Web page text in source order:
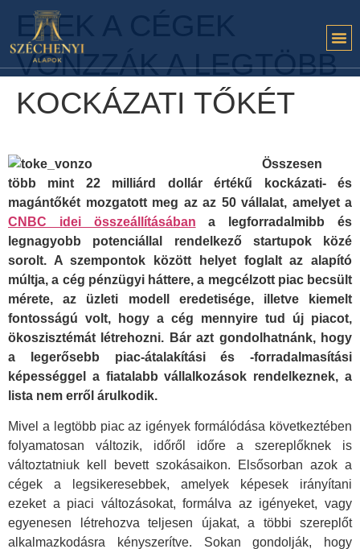
EZEK A CÉGEK
VONZZÁK A LEGTÖBB
KOCKÁZATI TŐKÉT
Összesen
több mint 22 milliárd dollár értékű kockázati- és
magántőkét mozgatott meg az az 50 vállalat, amelyet a
CNBC idei összeállításában a legforradalmibb és
legnagyobb potenciállal rendelkező startupok közé
sorolt. A szempontok között helyet foglalt az alapító
múltja, a cég pénzügyi háttere, a megcélzott piac becsült
mérete, az üzleti modell eredetisége, illetve kiemelt
fontosságú volt, hogy a cég mennyire tud új piacot,
ökoszisztémát létrehozni. Bár azt gondolhatnánk, hogy
a legerősebb piac-átalakítási és -forradalmasítási
képességgel a fiatalabb vállalkozások rendelkeznek, a
lista nem erről árulkodik.
Mivel a legtöbb piac az igények formálódása következtében
folyamatosan változik, időről időre a szereplőknek is
változtatniuk kell bevett szokásaikon. Elsősorban azok a
cégek a legsikeresebbek, amelyek képesek irányítani
ezeket a piaci változásokat, formálva az igényeket, vagy
egyenesen létrehozva teljesen újakat, a többi szereplőt
alkalmazkodásra kényszerítve. Sokan gondolják, hogy